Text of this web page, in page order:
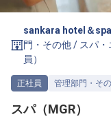
ホテル・宿泊業
採用を
sankara hotel＆
門・その他/ スパ
員 ）
正社員 管理部門・そ
スパ（MGR）